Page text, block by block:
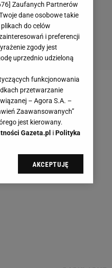
] Zaufanych Partnerów
dane osobowe takie
do celów
i preferencji
zgody jest
uprzednio udzieloną
funkcjonowania
przetwarzanie
– Agora S.A. –
Zaawansowanych”
jest kierowany.
Gazeta.pl iPolityka
sp. z o.o., jej
swoje preferencje
AKCEPTUJĘ